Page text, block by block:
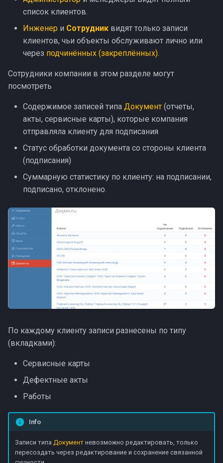
и
Заблокированный
Предсказуемость
Коррекция ролей
Контроль рабочего
Доработки октября
Доработки сентября
Обновление безопасности
Видимость работ и ЭЦП
Заявки и планирование
Хотфиксы ноября
Стабильность
планирования
Релизы марта (1)
Доработки марта (2)
Клиенты и фиксы
Ошибки планирования
список клиентов.
Инженер и Сотрудник видят только записи
клиентов, чьи объекты обслуживают лично или
через подчинённых (закреплённых).
Сотрудники компании в этом разделе могут
посмотреть
Содержимое записей типа Документ (отчеты,
акты, сервисные карты), которые компания
отправляла клиенту для подписания
Статус обработки документа со стороны клиента
(подписания)
Суммарную статистику по клиенту: на подписании,
подписано, отклонено.
По каждому клиенту записи разнесены по типу
(вкладками):
Сервисные карты
Дефектные акты
Работы
Info
Записи типа Документневозможно редактировать, только
пересоздать через редактирование и сохранение связанной